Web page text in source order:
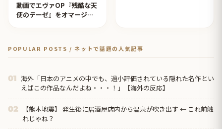
動画でエヴァOP『残酷な天
使のテーゼ』をオマージュ
POPULAR POSTS / ネットで話題の人気記事
01 海外「日本のアニメの中でも、過小評価されている隠れた名作とい
えばこの作品なんだよね・・・！」【海外の反応】
02
【熊本地震】 発生後に居酒屋店内から温泉が吹き出す ← これ前触
れじゃね？